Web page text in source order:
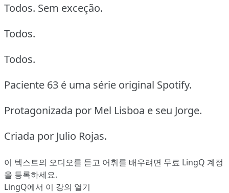
Todos. Sem exceção.
Todos.
Todos.
Paciente 63 é uma série original Spotify.
Protagonizada por Mel Lisboa e seu Jorge.
Criada por Julio Rojas.
이 텍스트의 오디오를 듣고 어휘를 배우려면 무료 LingQ 계정
을 등록하세요.
LingQ에서 이 강의 열기